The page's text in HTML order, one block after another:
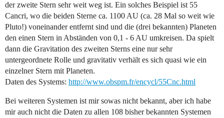
der zweite Stern sehr weit weg ist. Ein solches Beispiel ist 55
Cancri, wo die beiden Sterne ca. 1100 AU (ca. 28 Mal so weit wie
Pluto!) voneinander entfernt sind und die (drei bekannten) Planeten
den einen Stern in Abständen von 0,1 - 6 AU umkreisen. Da spielt
dann die Gravitation des zweiten Sterns eine nur sehr
untergeordnete Rolle und gravitativ verhält es sich quasi wie ein
einzelner Stern mit Planeten.
Daten des Systems: http://www.obspm.fr/encycl/55Cnc.html
Bei weiteren Systemen ist mir sowas nicht bekannt, aber ich habe
mir auch nicht die Daten zu allen 108 bisher bekannten Systemen